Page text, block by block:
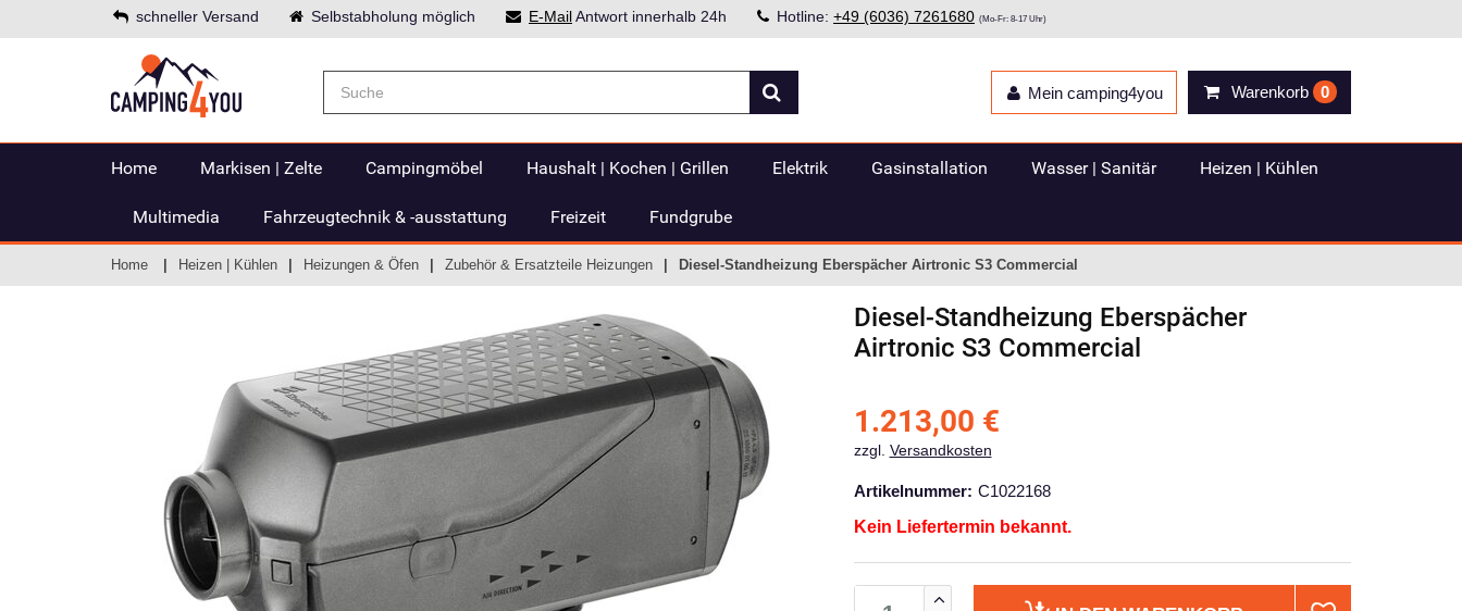
schneller Versand Selbstabholung möglich E-MailAntwort innerhalb 24h Hotline: +49 (6036) 7261680 (Mo-Fr: 8-17 Uhr)
Warenkorb 0
Mein camping4you
Home Markisen | Zelte Campingmöbel Haushalt | Kochen | Grillen Elektrik Gasinstallation Wasser | Sanitär Heizen | Kühlen
Multimedia Fahrzeugtechnik & -ausstattung Freizeit Fundgrube
Home Heizen | Kühlen Heizungen & Öfen Zubehör & Ersatzteile Heizungen Diesel-Standheizung Eberspächer Airtronic S3 Commercial
Diesel-Standheizung Eberspächer
Airtronic S3 Commercial
1.213,00 €
zzgl. Versandkosten
Artikelnummer: C1022168
Kein Liefertermin bekannt.